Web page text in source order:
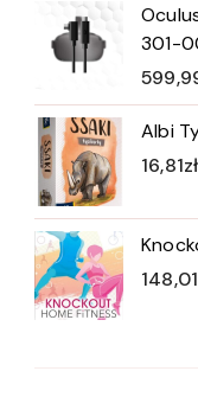
301-
Albi
16,81zł
148,01